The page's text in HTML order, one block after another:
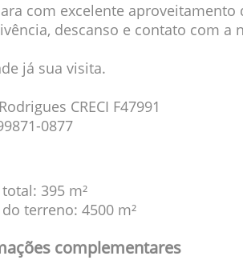
com excelente
descanso e contato com a
já sua visita.
CRECI F47991
0877
395 m²
terreno: 4500 m²
complementares